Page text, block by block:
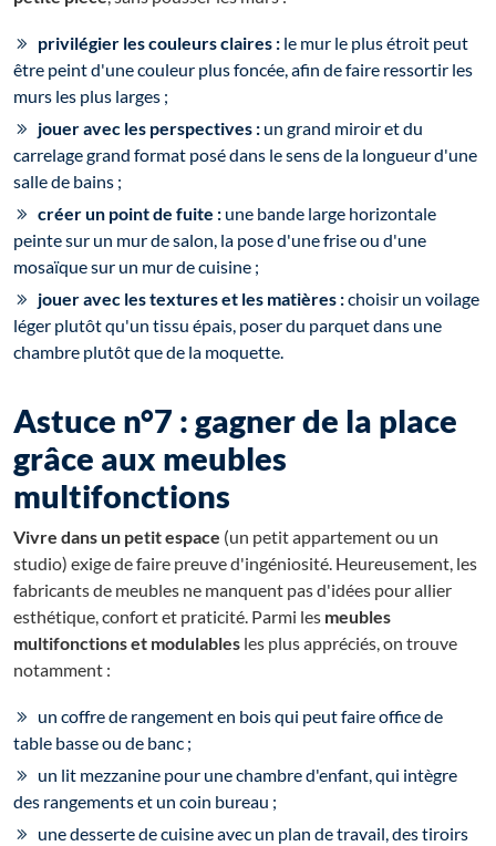
privilégier les couleurs claires : le mur le plus étroit peut
être peint d'une couleur plus foncée, afin de faire ressortir les
murs les plus larges ;
jouer avec les perspectives : un grand miroir et du
carrelage grand format posé dans le sens de la longueur d'une
salle de bains ;
créer un point de fuite : une bande large horizontale
peinte sur un mur de salon, la pose d'une frise ou d'une
mosaïque sur un mur de cuisine ;
jouer avec les textures et les matières :choisir un voilage
léger plutôt qu'un tissu épais, poser du parquet dans une
chambre plutôt que de la moquette.
Astuce n°7 : gagner de la place
grâce aux meubles
multifonctions
Vivre dans un petit espace (un petit appartement ou un
studio) exige de faire preuve d'ingéniosité. Heureusement, les
fabricants de meubles ne manquent pas d'idées pour allier
esthétique, confort et praticité. Parmi les meubles
multifonctions et modulables les plus appréciés, on trouve
notamment :
un coffre de rangement en bois qui peut faire office de
table basse ou de banc ;
un lit mezzanine pour une chambre d'enfant, qui intègre
des rangements et un coin bureau ;
une desserte de cuisine avec un plan de travail, des tiroirs